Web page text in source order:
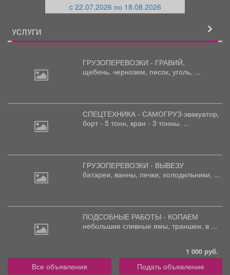
c 22.07.2026 по 18.08.2026
УСЛУГИ
ГРУЗОПЕРЕВОЗКИ - ГРАВИЙ,
щебень, чернозем, песок, уголь, ...
СПЕЦТЕХНИКА - САМОГРУЗ-эвакуатор,
борт - 5 тонн, кран - 3 тонны. ...
ГРУЗОПЕРЕВОЗКИ - ВЫВЕЗУ
батареи, ванны, печки, холодильники, ...
ПОДСОБНЫЕ РАБОТЫ - КОПАЕМ
небольшие сливные ямы, траншеи, в ...
1 000 руб.
Все объявления Подать объявление